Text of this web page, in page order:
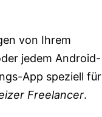
von Ihrem
jedem Android-
App speziell für
Freelancer.